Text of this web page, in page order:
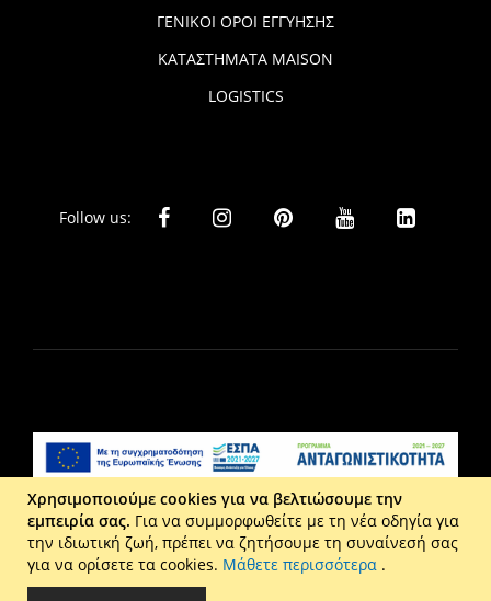
ΓΕΝΙΚΟΙ ΟΡΟΙ ΕΓΓΥΗΣΗΣ
ΚΑΤΑΣΤΗΜΑΤΑ MAISON
LOGISTICS
Follow us:
Liberta Ε.Π.Ε. - Τ: 2610 201 800 - Ε: eshop@maison.gr -
Γ.Ε.ΜΗ : 036110316000
Copyright © 2026 Maison. All rights reserved.
Χρησιμοποιούμε cookies για να βελτιώσουμε την
εμπειρία σας. Για να συμμορφωθείτε με τη νέα οδηγία για
την ιδιωτική ζωή, πρέπει να ζητήσουμε τη συναίνεσή σας
για να ορίσετε τα cookies. Μάθετε περισσότερα .